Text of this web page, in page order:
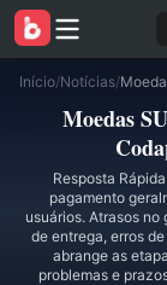
Início/Notícias/
Moedas
Resposta
pagamento
usuários. Atrasos
de entrega, erros
abrange as
problemas e